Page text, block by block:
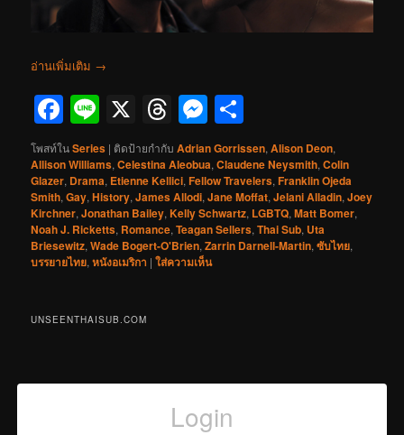
อ่านเพิ่มเติม →
Facebook
Line
X Threads
Messenger
โพสท์ในSeries | ติดป้ายกำกับ Adrian Gorrissen,Alison Deon,
Allison Williams,Celestina Aleobua,Claudene Neysmith,Colin
Glazer, Drama, Etienne Kellici,Fellow Travelers,Franklin Ojeda
Smith,Gay,History,James Allodi,Jane Moffat,Jelani Alladin,Joey
Kirchner,Jonathan Bailey,Kelly Schwartz, LGBTQ,Matt Bomer,
Noah J. Ricketts, Romance,Teagan Sellers,Thai Sub, Uta
Briesewitz,Wade Bogert-O'Brien,Zarrin Darnell-Martin,ซับไทย,
บรรยายไทย,หนังอเมริกา |ใส่ความเห็น
UNSEENTHAISUB.COM
Login